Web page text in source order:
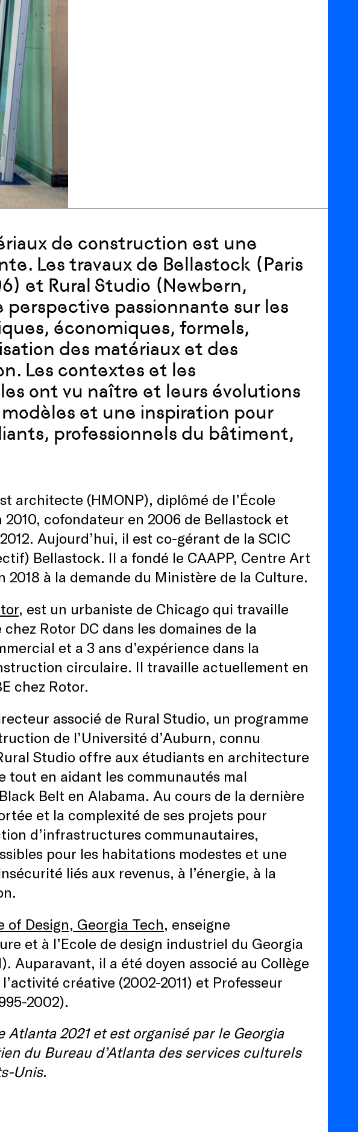
de construction est une
Les travaux de Bellastock (Paris
et Rural Studio (Newbern,
perspective passionnante sur les
économiques, formels,
des matériaux et des
Les contextes et les
ont vu naître et leurs évolutions
et une inspiration pour
professionnels du bâtiment,
architecte (HMONP), diplômé de l’École
cofondateur en 2006 de Bellastock et
Aujourd’hui, il est co-gérant de la SCIC
Bellastock. Il a fondé le CAAPP, Centre Art
à la demande du Ministère de la Culture.
, est un urbaniste de Chicago qui travaille
Rotor DC dans les domaines de la
et a 3 ans d’expérience dans la
circulaire. Il travaille actuellement en
chez Rotor.
associé de Rural Studio, un programme
de l’Université d’Auburn, connu
Studio offre aux étudiants en architecture
tout en aidant les communautés mal
Belt en Alabama. Au cours de la dernière
et la complexité de ses projets pour
d’infrastructures communautaires,
pour les habitations modestes et une
liés aux revenus, à l’énergie, à la
of Design, Georgia Tech, enseigne
et à l’Ecole de design industriel du Georgia
Auparavant, il a été doyen associé au Collège
créative (2002-2011) et Professeur
2002).
2021 et est organisé par le Georgia
du Bureau d’Atlanta des services culturels
Unis.